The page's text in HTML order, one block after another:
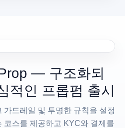
— 구조화되
적인 프롭펌 출시
가드레일 및 투명한 규칙을 설정
코스를 제공하고 KYC와 결제를